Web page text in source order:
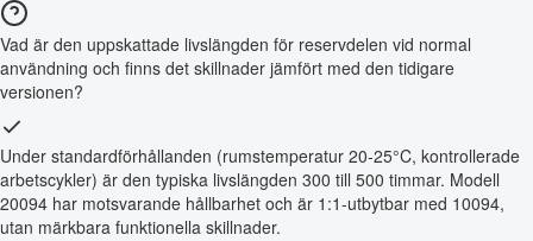
Vad är den uppskattade livslängden för reservdelen vid normal
användning och finns det skillnader jämfört med den tidigare
versionen?
Under standardförhållanden (rumstemperatur 20-25°C, kontrollerade
arbetscykler) är den typiska livslängden 300 till 500 timmar. Modell
20094 har motsvarande hållbarhet och är 1:1-utbytbar med 10094,
utan märkbara funktionella skillnader.